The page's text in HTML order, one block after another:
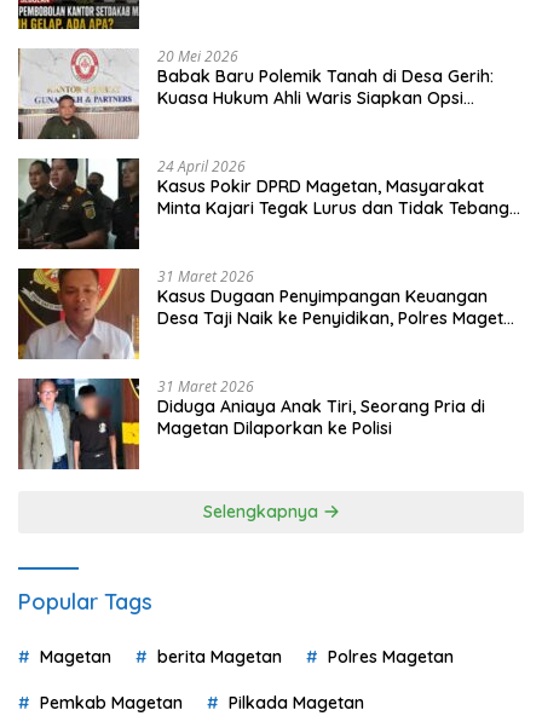
20 Mei 2026
Babak Baru Polemik Tanah di Desa Gerih:
Kuasa Hukum Ahli Waris Siapkan Opsi
24 April 2026
Kasus Pokir DPRD Magetan, Masyarakat
Minta Kajari Tegak Lurus dan Tidak Tebang
31 Maret 2026
Kasus Dugaan Penyimpangan Keuangan
Desa Taji Naik ke Penyidikan, Polres Magetan
31 Maret 2026
Diduga Aniaya Anak Tiri, Seorang Pria di
Magetan Dilaporkan ke Polisi
Selengkapnya
Popular Tags
Magetan berita Magetan Polres Magetan
Pemkab Magetan Pilkada Magetan